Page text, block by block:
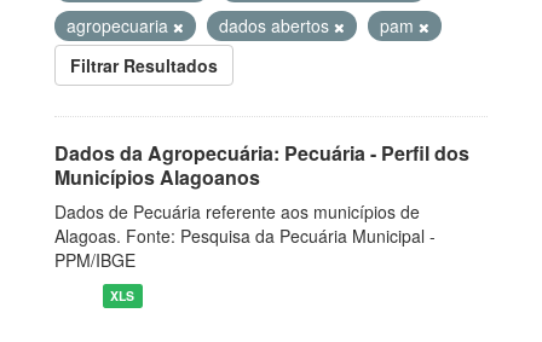
agropecuaria
dados abertos
pam
Filtrar Resultados
Dados da Agropecuária: Pecuária - Perfil dos
Municípios Alagoanos
Dados de Pecuária referente aos municípios de
Alagoas. Fonte: Pesquisa da Pecuária Municipal -
PPM/IBGE
XLS